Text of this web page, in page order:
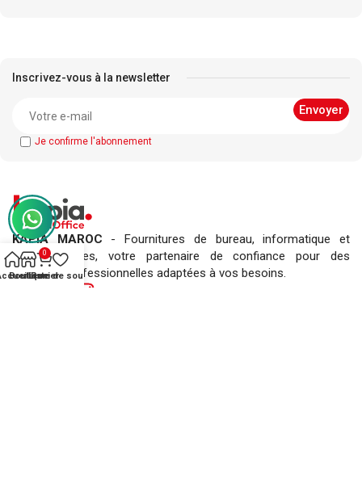
Inscrivez-vous à la newsletter
Je confirme l'abonnement
KAPIA MAROC - Fournitures de bureau, informatique et
consommables, votre partenaire de confiance pour des
solutions professionnelles adaptées à vos besoins.
Boutique
0
Panier
Liste de souhaits